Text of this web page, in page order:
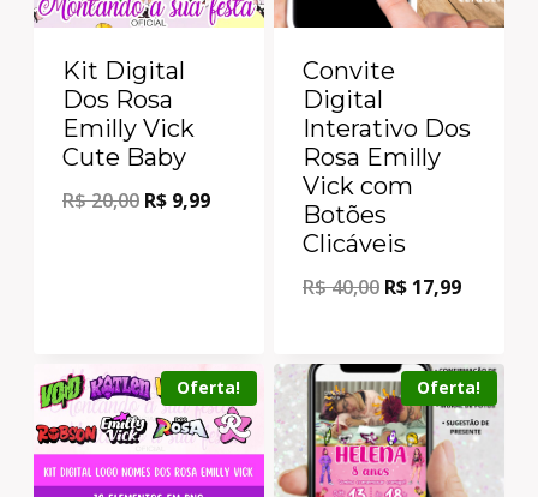
Kit Digital
Dos Rosa
Emilly Vick
Cute Baby
R$20,00 R$ 9,99
Convite
Digital
Interativo Dos
Rosa Emilly
Vick com
Botões
Clicáveis
R$40,00 R$ 17,99
Oferta! Oferta!